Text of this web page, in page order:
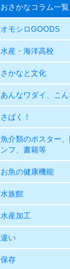
おさかなコラム一覧
オモシロGOODS
水産・海洋高校
さかなと文化
あんなワダイ、こ
さばく！
魚介類のポスター
ンフ、書籍等
お魚の健康機能
水族館
水産加工
違い
保存